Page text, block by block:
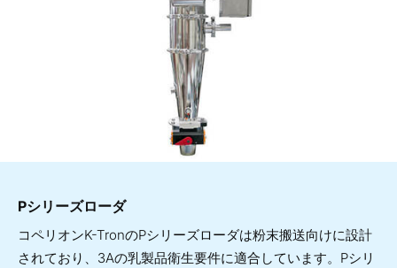
Pシリーズローダ
コペリオンK-TronのPシリーズローダは粉末搬送向けに設計
されており、3Aの乳製品衛生要件に適合しています。Pシリ